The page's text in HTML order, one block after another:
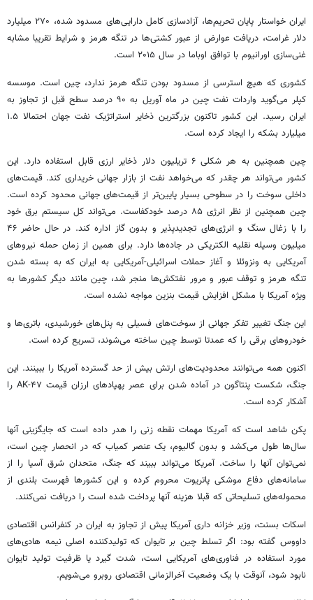
ایران خواستار پایان تحریم‌ها، آزادسازی کامل دارایی‌های مسدود شده، ۲۷۰ میلیارد
دلار غرامت، دریافت عوارض از عبور کشتی‌ها در تنگه هرمز و شرایط تقریبا مشابه
غنی‌سازی اورانیوم با توافق اوباما در سال ۲۰۱۵ است.
کشوری که هیچ استرسی از مسدود بودن تنگه هرمز ندارد، چین است. موسسه
کپلر می‌گوید واردات نفت چین در ماه آوریل به ۹۰ درصد سطح قبل از تجاوز به
ایران رسید. این کشور تاکنون بزرگترین ذخایر استراتژیک نفت جهان احتمالا ۱.۵
میلیارد بشکه را ایجاد کرده است.
چین همچنین به هر شکلی ۶ تریلیون دلار ذخایر ارزی قابل استفاده دارد. این
کشور می‌تواند هر چقدر که می‌خواهد نفت از بازار جهانی خریداری کند. قیمت‌های
داخلی سوخت را در سطوحی بسیار پایین‌تر از قیمت‌های جهانی محدود کرده است.
چین همچنین از نظر انرژی ۸۵ درصد خودکفاست. می‌تواند کل سیستم برق خود
را با زغال سنگ و انرژی‌های تجدیدپذیر و بدون گاز اداره کند. در حال حاضر ۴۶
میلیون وسیله نقلیه الکتریکی در جاده‌ها دارد. برای همین از زمان حمله نیروهای
آمریکایی به ونزوئلا و آغاز حملات اسرائیلی-آمریکایی به ایران که به بسته شدن
تنگه هرمز و توقف عبور و مرور نفتکش‌ها منجر شد، چین مانند دیگر کشورها به
ویژه آمریکا با مشکل افزایش قیمت بنزین مواجه نشده است.
این جنگ تغییر تفکر جهانی از سوخت‌های فسیلی به پنل‌های خورشیدی، باتری‌ها و
خودروهای برقی را که عمدتا توسط چین ساخته می‌شوند، تسریع کرده است.
اکنون همه می‌توانند محدودیت‌های ارتش بیش از حد گسترده آمریکا را ببینند. این
جنگ، شکست پنتاگون در آماده شدن برای عصر پهپادهای ارزان قیمت AK-۴۷ را
آشکار کرده است.
پکن شاهد است که آمریکا مهمات نقطه زنی را هدر داده است که جایگزینی آنها
سال‌ها طول می‌کشد و بدون گالیوم، یک عنصر کمیاب که در انحصار چین است،
نمی‌توان آنها را ساخت. آمریکا می‌تواند ببیند که جنگ، متحدان شرق آسیا را از
سامانه‌های دفاع موشکی پاتریوت محروم کرده و این کشورها فهرست بلندی از
محموله‌های تسلیحاتی که قبلا هزینه آنها پرداخت شده است را دریافت نمی‌کنند.
اسکات بسنت، وزیر خزانه داری آمریکا پیش از تجاوز به ایران در کنفرانس اقتصادی
داووس گفته بود: اگر تسلط چین بر تایوان که تولیدکننده اصلی نیمه هادی‌های
مورد استفاده در فناوری‌های آمریکایی است، شدت گیرد یا ظرفیت تولید تایوان
نابود شود، آنوقت با یک وضعیت ‌آخرالزمانی اقتصادی روبرو می‌شویم.